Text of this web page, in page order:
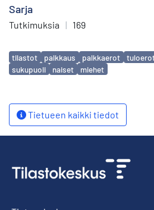
Sarja
Tutkimuksia | 169
Avainsanat
tilastot palkkaus palkkaerot
sukupuoli
naiset miehet
Tietueen kaikki tiedot